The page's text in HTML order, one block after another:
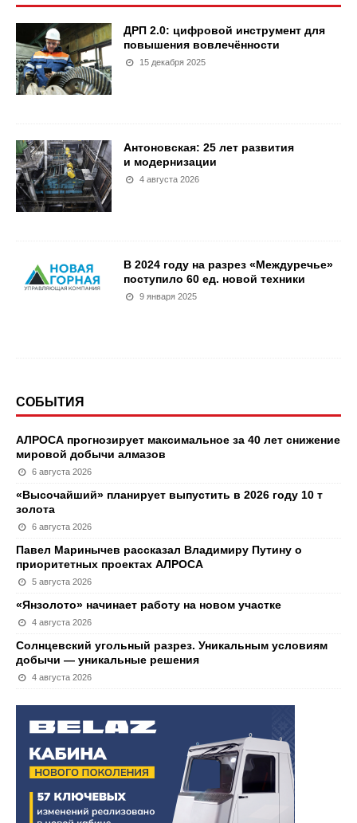
ДРП 2.0: цифровой инструмент для
повышения вовлечённости
15 декабря 2025
Антоновская: 25 лет развития
и модернизации
4 августа 2026
В 2024 году на разрез «Междуречье»
поступило 60 ед. новой техники
9 января 2025
СОБЫТИЯ
АЛРОСА прогнозирует максимальное за 40 лет снижение
мировой добычи алмазов
6 августа 2026
«Высочайший» планирует выпустить в 2026 году 10 т
золота
6 августа 2026
Павел Маринычев рассказал Владимиру Путину о
приоритетных проектах АЛРОСА
5 августа 2026
«Янзолото» начинает работу на новом участке
4 августа 2026
Солнцевский угольный разрез. Уникальным условиям
добычи — уникальные решения
4 августа 2026